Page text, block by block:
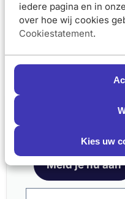
iedere pagina en in onze
over hoe wij cookies
Cookiestatement.
Kies uw
Meld je aan voor
Meld je nu aan
Van 20,95
€20,95€18,85
In winkelmand
Toleriane
Foundation n9 SPF25
30ml
Van 29,95
€29,95